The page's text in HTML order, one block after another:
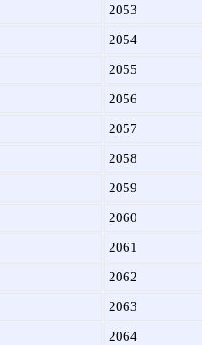
2053
2054
2055
2056
2057
2058
2059
2060
2061
2062
2063
2064